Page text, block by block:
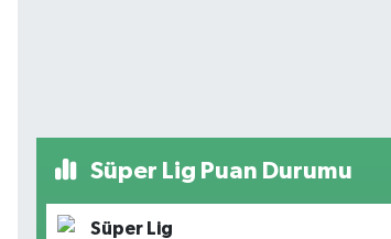
Süper Lig Puan Durumu
Süper Lig